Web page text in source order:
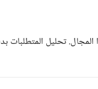
تحليل المتطلبات